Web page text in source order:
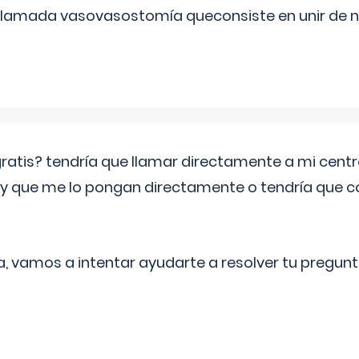
vasovasostomía queconsiste en unir de
tendría que llamar directamente a mi
que me lo pongan directamente o tendría que
vamos a intentar ayudarte a resolver tu